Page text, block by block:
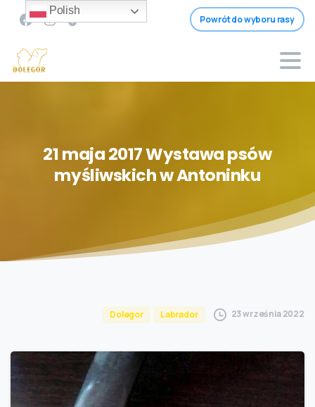
Powrót do wyboru rasy
21 maja2017Wystawapsów
myśliwskichwAntoninku
Dolegor Labrador 23 września 2022
Polish